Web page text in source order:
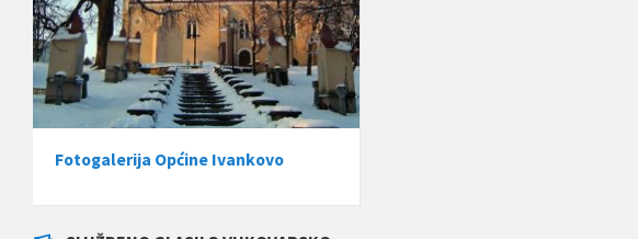
Fotogalerija Općine Ivankovo